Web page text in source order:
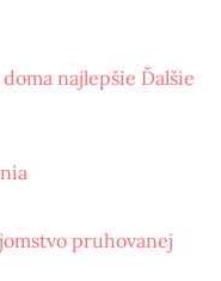
najlepšie Ďalšie
pruhovanej